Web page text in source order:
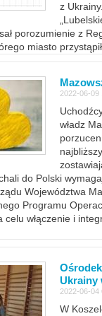
z
porozumienie z
miasto
2022-06-09
władz
do Polski
Województwa
Programu
włączenie i
Ukrainy
2022-06-04
W